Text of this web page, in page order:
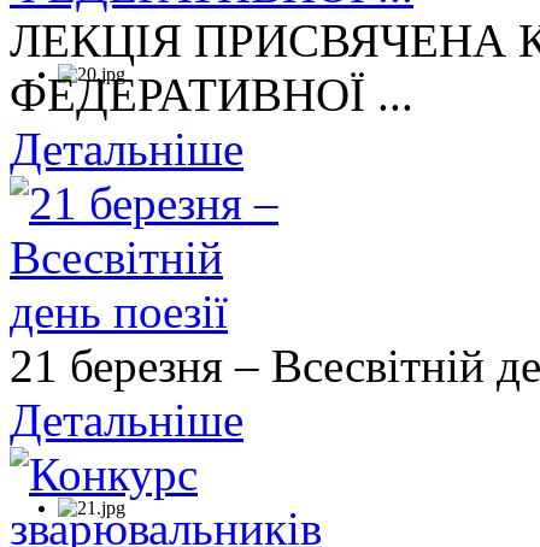
ЛЕКЦІЯ ПРИСВЯЧЕНА
ФЕДЕРАТИВНОЇ ...
Детальніше
21 березня – Всесвітній
Детальніше